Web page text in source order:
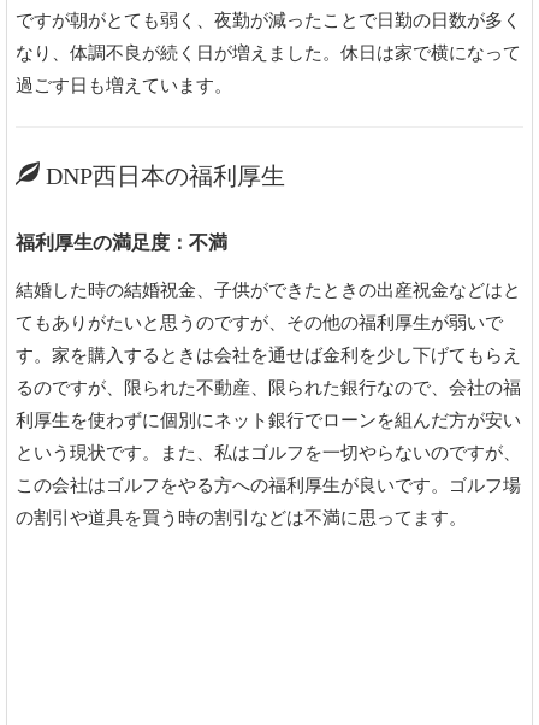
ですが朝がとても弱く、夜勤が減ったことで日勤の日数が多く
なり、体調不良が続く日が増えました。休日は家で横になって
過ごす日も増えています。
DNP西日本の福利厚生
福利厚生の満足度：不満
結婚した時の結婚祝金、子供ができたときの出産祝金などはと
てもありがたいと思うのですが、その他の福利厚生が弱いで
す。家を購入するときは会社を通せば金利を少し下げてもらえ
るのですが、限られた不動産、限られた銀行なので、会社の福
利厚生を使わずに個別にネット銀行でローンを組んだ方が安い
という現状です。また、私はゴルフを一切やらないのですが、
この会社はゴルフをやる方への福利厚生が良いです。ゴルフ場
の割引や道具を買う時の割引などは不満に思ってます。